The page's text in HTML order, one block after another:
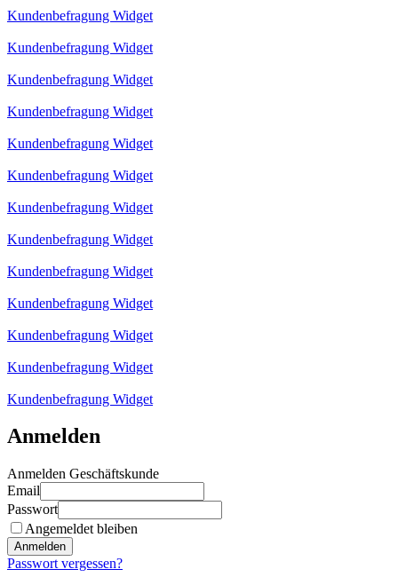
Kundenbefragung Widget
Kundenbefragung Widget
Kundenbefragung Widget
Kundenbefragung Widget
Kundenbefragung Widget
Kundenbefragung Widget
Kundenbefragung Widget
Kundenbefragung Widget
Kundenbefragung Widget
Kundenbefragung Widget
Kundenbefragung Widget
Kundenbefragung Widget
Kundenbefragung Widget
Anmelden
Anmelden Geschäftskunde
Email
Passwort
Angemeldet bleiben
Anmelden
Passwort vergessen?